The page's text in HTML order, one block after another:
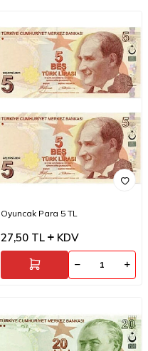
Oyuncak Para 5 TL
27,50 TL KDV